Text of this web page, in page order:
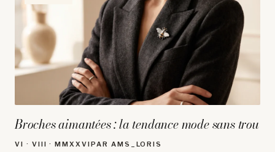
Broches aimantées : la tendance mode sans trou
VI · VIII · MMXXVIPAR AMS_LORIS